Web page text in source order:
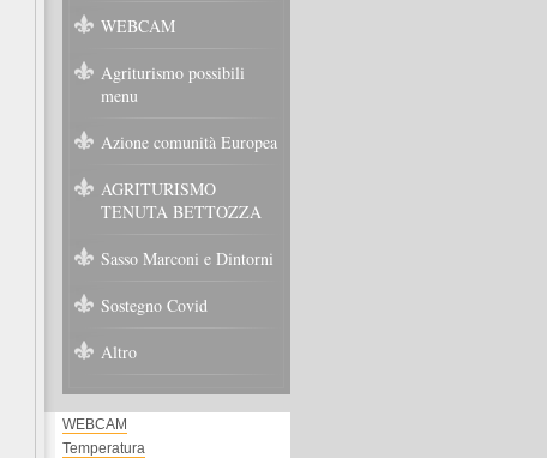
WEBCAM
Agriturismo possibili
menu
Azione comunità Europea
AGRITURISMO
TENUTA BETTOZZA
Sasso Marconi e Dintorni
Sostegno Covid
Altro
WEBCAM
Temperatura